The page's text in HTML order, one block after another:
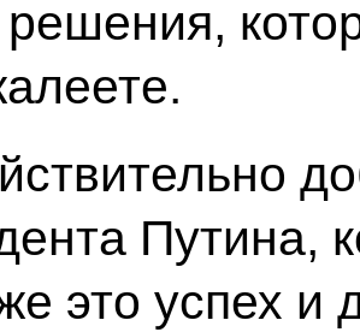
решения,
Путина,
это успех и